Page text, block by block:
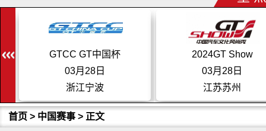
2024GT Show
03月28日
江苏苏州
乐动时光
03月29日
广东珠海
首页 > 中国赛事 > 正文